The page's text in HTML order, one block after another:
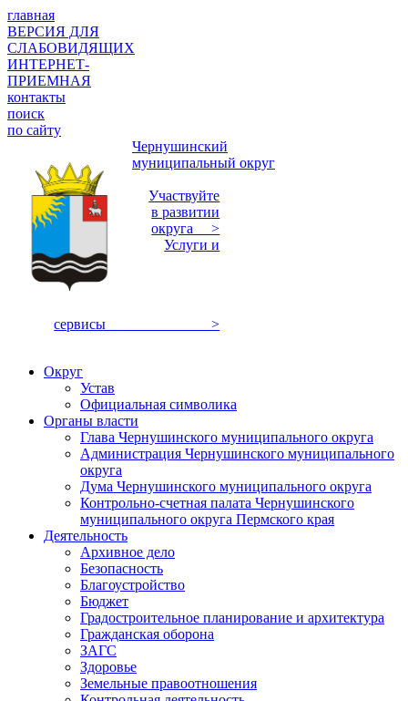
главная
ВЕРСИЯ ДЛЯ
СЛАБОВИДЯЩИХ
ИНТЕРНЕТ-
ПРИЕМНАЯ
контакты
поиск
по сайту
Чернушинский
муниципальный округ
Участвуйте
в развитии
округа >
Услуги и
сервисы >
Округ
Устав
Официальная символика
Органы власти
Глава Чернушинского муниципального округа
Администрация Чернушинского муниципального
округа
Дума Чернушинского муниципального округа
Контрольно-счетная палата Чернушинского
муниципального округа Пермского края
Деятельность
Архивное дело
Безопасность
Благоустройство
Бюджет
Градостроительное планирование и архитектура
Гражданская оборона
ЗАГС
Здоровье
Земельные правоотношения